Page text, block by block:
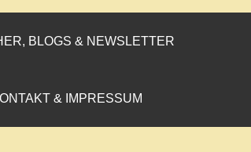
BLOGS & NEWSLETTER
& IMPRESSUM